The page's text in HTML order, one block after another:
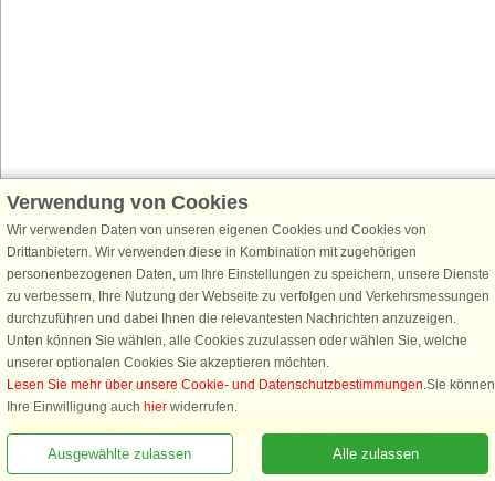
Verwendung von Cookies
Wir verwenden Daten von unseren eigenen Cookies und Cookies von
Drittanbietern. Wir verwenden diese in Kombination mit zugehörigen
personenbezogenen Daten, um Ihre Einstellungen zu speichern, unsere Dienste
zu verbessern, Ihre Nutzung der Webseite zu verfolgen und Verkehrsmessungen
durchzuführen und dabei Ihnen die relevantesten Nachrichten anzuzeigen.
Unten können Sie wählen, alle Cookies zuzulassen oder wählen Sie, welche
unserer optionalen Cookies Sie akzeptieren möchten.
Lesen Sie mehr über unsere Cookie- und Datenschutzbestimmungen.Sie können
Ihre Einwilligung auch hier widerrufen.
Notwendige: Diese Cookies tragen dazu bei, dass unsere Webseite
funktioniert, indem sie grundlegende Funktionen, wie das Erinnern an die
Alle zulassen
Ausgewählte zulassen